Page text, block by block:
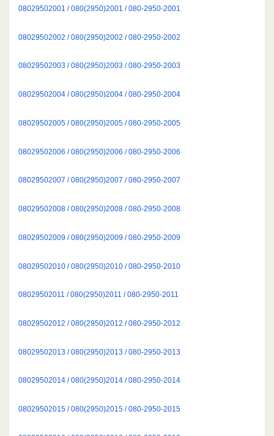
08029502001 / 080(2950)2001 / 080-2950-2001
08029502002 / 080(2950)2002 / 080-2950-2002
08029502003 / 080(2950)2003 / 080-2950-2003
08029502004 / 080(2950)2004 / 080-2950-2004
08029502005 / 080(2950)2005 / 080-2950-2005
08029502006 / 080(2950)2006 / 080-2950-2006
08029502007 / 080(2950)2007 / 080-2950-2007
08029502008 / 080(2950)2008 / 080-2950-2008
08029502009 / 080(2950)2009 / 080-2950-2009
08029502010 / 080(2950)2010 / 080-2950-2010
08029502011 / 080(2950)2011 / 080-2950-2011
08029502012 / 080(2950)2012 / 080-2950-2012
08029502013 / 080(2950)2013 / 080-2950-2013
08029502014 / 080(2950)2014 / 080-2950-2014
08029502015 / 080(2950)2015 / 080-2950-2015